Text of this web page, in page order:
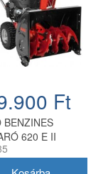
Ft
BENZINES
620 E II